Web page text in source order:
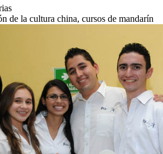
de la cultura china, cursos de mandarín